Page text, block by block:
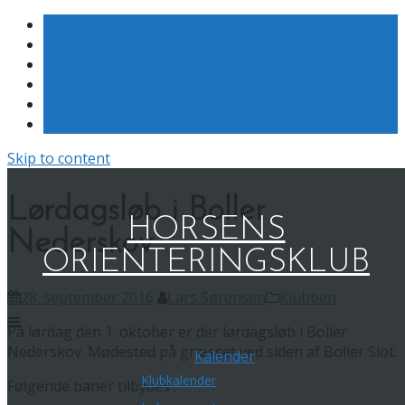
Skip to content
HORSENS
ORIENTERINGSKLUB
Kalender
Klubkalender
Lørdagsløb i Boller
Nederskov
Nederskov. Mødested på græsset ved siden af Boller Slot.
Følgende baner tilbydes :